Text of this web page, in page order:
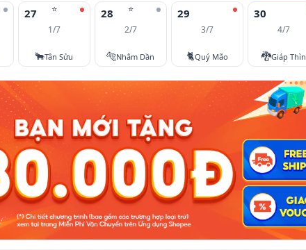
⭐
27
1/7
🐂Tân Sửu
⭐
28
2/7
🐅Nhâm Dần
29
3/7
🐈Quý Mão
30
4/7
🐉Giáp Thìn